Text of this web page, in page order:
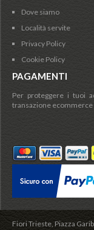
Dove siamo
Località servite
Privacy Policy
Cookie Policy
PAGAMENTI
Per proteggere i tuoi
transazione ecommerce
Fiori Trieste, Piazza